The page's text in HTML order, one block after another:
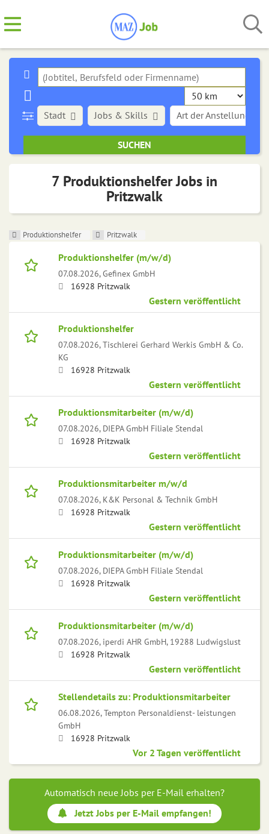
Stadt Art der Anstellung
Jobs & Skills
7 Produktionshelfer Jobs in
Pritzwalk
Produktionshelfer Pritzwalk
Produktionshelfer (m/w/d)
07.08.2026,Gefinex GmbH
16928 Pritzwalk
Gestern veröffentlicht
Produktionshelfer
07.08.2026,Tischlerei Gerhard Werkis GmbH & Co.
KG
16928 Pritzwalk
Gestern veröffentlicht
Produktionsmitarbeiter (m/w/d)
07.08.2026, DIEPA GmbH Filiale Stendal
16928 Pritzwalk
Gestern veröffentlicht
Produktionsmitarbeiter m/w/d
07.08.2026, K&K Personal & Technik GmbH
16928 Pritzwalk
Gestern veröffentlicht
Produktionsmitarbeiter (m/w/d)
07.08.2026, DIEPA GmbH Filiale Stendal
16928 Pritzwalk
Gestern veröffentlicht
Produktionsmitarbeiter (m/w/d)
07.08.2026, iperdi AHR GmbH, 19288 Ludwigslust
16928 Pritzwalk
Gestern veröffentlicht
Stellendetails zu: Produktionsmitarbeiter
06.08.2026,Tempton Personaldienst- leistungen
GmbH
16928 Pritzwalk
Vor 2 Tagen veröffentlicht
Automatisch neue Jobs per E-Mail erhalten?
Jetzt Jobs per E-Mail empfangen!